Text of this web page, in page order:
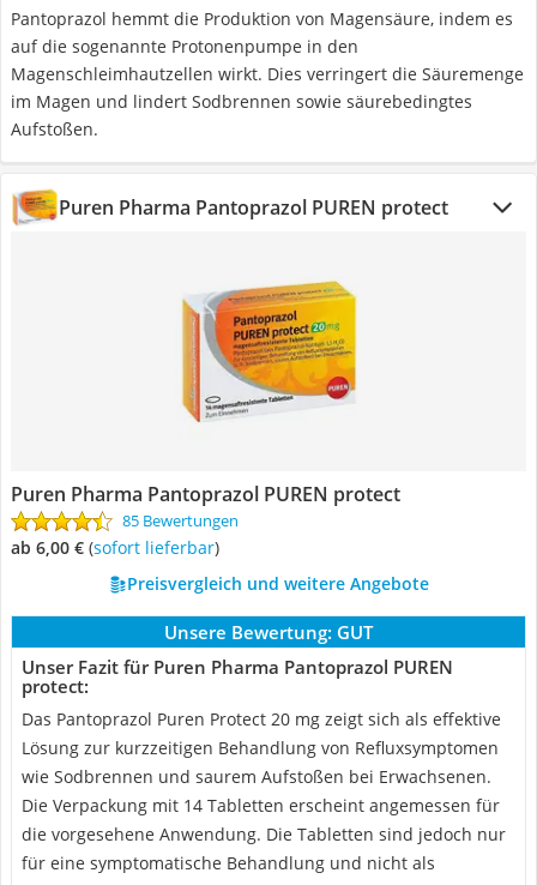
Pantoprazol hemmt die Produktion von Magensäure, indem es
auf die sogenannte Protonenpumpe in den
Magenschleimhautzellen wirkt. Dies verringert die Säuremenge
im Magen und lindert Sodbrennen sowie säurebedingtes
Aufstoßen.
Puren Pharma Pantoprazol PUREN protect
Puren Pharma Pantoprazol PUREN protect
85 Bewertungen
ab 6,00 € ( Sofort lieferbar)
Preisvergleich und weitere Angebote
Unsere Bewertung: GUT
Unser Fazit für Puren Pharma Pantoprazol PUREN
protect:
Das Pantoprazol Puren Protect 20 mg zeigt sich als effektive
Lösung zur kurzzeitigen Behandlung von Refluxsymptomen
wie Sodbrennen und saurem Aufstoßen bei Erwachsenen.
Die Verpackung mit 14 Tabletten erscheint angemessen für
die vorgesehene Anwendung. Die Tabletten sind jedoch nur
für eine symptomatische Behandlung und nicht als